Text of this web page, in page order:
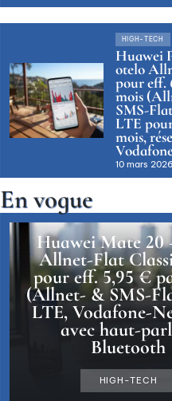
HIGH-TECH
Huawei
otelo
pour eff.
mois
SMS-
LTE
mois,
10 mars 2026
En vogue
Huawei Mate 20
Allnet-Flat
pour eff. 5,95 €
(Allnet- & SMS-
LTE, Vodafone-
avec haut-
Bluetooth
HIGH-TECH